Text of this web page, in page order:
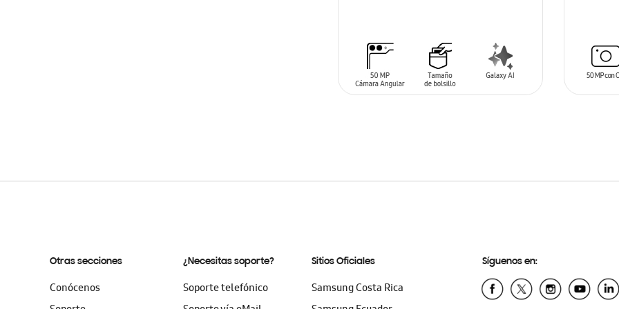
SIN
Otras secciones
Conócenos
¿Necesitas soporte?
Soporte telefónico
Sitios Oficiales
Samsung Costa Rica
Síguenos en: